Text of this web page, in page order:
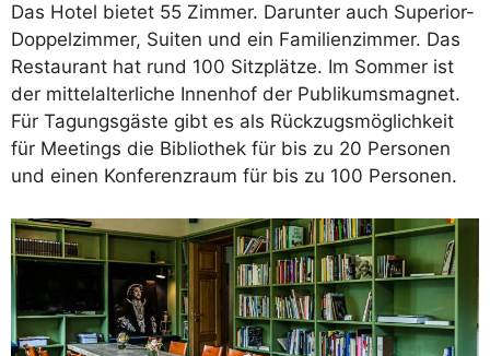
Das Hotel bietet 55 Zimmer. Darunter auch Superior-
Doppelzimmer, Suiten und ein Familienzimmer. Das
Restaurant hat rund 100 Sitzplätze. Im Sommer ist
der mittelalterliche Innenhof der Publikumsmagnet.
Für Tagungsgäste gibt es als Rückzugsmöglichkeit
für Meetings die Bibliothek für bis zu 20 Personen
und einen Konferenzraum für bis zu 100 Personen.